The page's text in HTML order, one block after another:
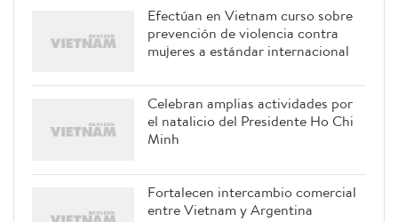
Efectúan en Vietnam curso sobre
prevención de violencia contra
mujeres a estándar internacional
Celebran amplias actividades por
el natalicio del Presidente Ho Chi
Minh
Fortalecen intercambio comercial
entre Vietnam y Argentina